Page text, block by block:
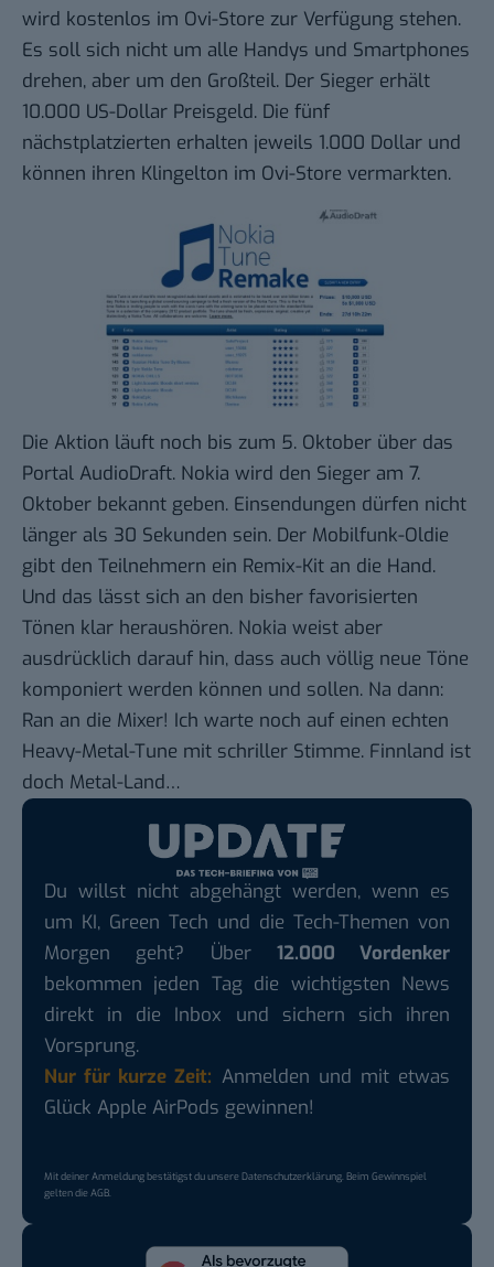
wird kostenlos im Ovi-Store zur Verfügung stehen.
Es soll sich nicht um alle Handys und Smartphones
drehen, aber um den Großteil. Der Sieger erhält
10.000 US-Dollar Preisgeld. Die fünf
nächstplatzierten erhalten jeweils 1.000 Dollar und
können ihren Klingelton im Ovi-Store vermarkten.
Die Aktion läuft noch bis zum 5. Oktober über das
Portal AudioDraft. Nokia wird den Sieger am 7.
Oktober bekannt geben. Einsendungen dürfen nicht
länger als 30 Sekunden sein. Der Mobilfunk-Oldie
gibt den Teilnehmern ein Remix-Kit an die Hand.
Und das lässt sich an den bisher favorisierten
Tönen klar heraushören. Nokia weist aber
ausdrücklich darauf hin, dass auch völlig neue Töne
komponiert werden können und sollen. Na dann:
Ran an die Mixer! Ich warte noch auf einen echten
Heavy-Metal-Tune mit schriller Stimme. Finnland ist
doch Metal-Land…
Du willst nicht abgehängt werden, wenn es
um KI, Green Tech und die Tech-Themen von
Morgen geht? Über 12.000 Vordenker
bekommen jeden Tag die wichtigsten News
direkt in die Inbox und sichern sich ihren
Vorsprung.
Nur für kurze Zeit: Anmelden und mit etwas
Glück Apple AirPods gewinnen!
Mit deiner Anmeldung bestätigst du unsere Datenschutzerklärung. Beim Gewinnspiel
gelten dieAGB.